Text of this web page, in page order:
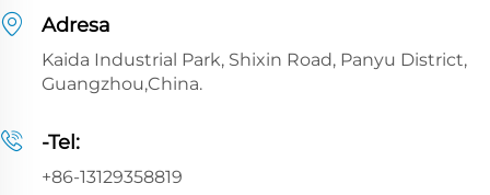
Adresa
Kaida Industrial Park, Shixin Road, Panyu District,
Guangzhou,China.
-Tel:
+86-13129358819